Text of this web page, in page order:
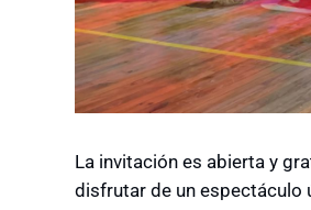
La invitación es abierta y
disfrutar de un espectáculo